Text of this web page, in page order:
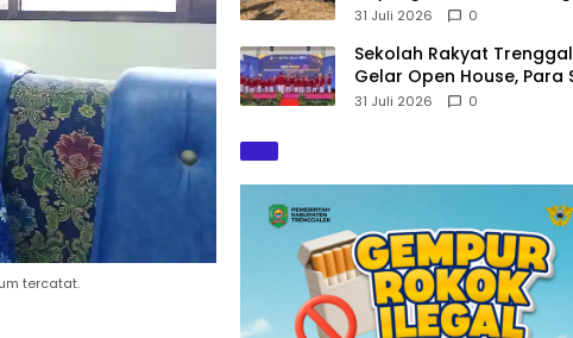
tercatat.
Gaungkan Gerakan
31 Juli 2026 0
Sekolah Rakyat
Gelar Open House, Para
Mulai Tempati Gedung
31 Juli 2026 0